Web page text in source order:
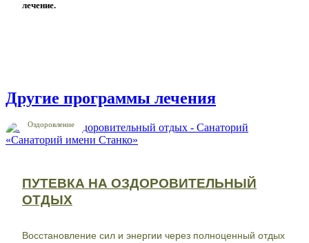
лечение.
Другие программы лечения
от 5 дней
Оздоровление
ПУТЕВКА НА ОЗДОРОВИТЕЛЬНЫЙ
ОТДЫХ
Восстановление сил и энергии через полноценный отдых